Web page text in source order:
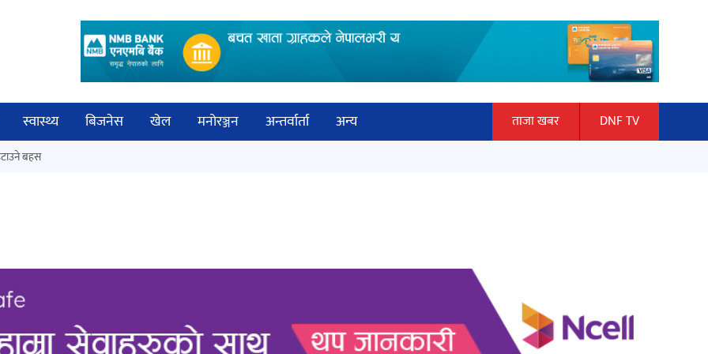
स्वास्थ्य बिजनेस खेल मनोरञ्जन अन्तर्वार्ता
अन्य
ताजा खबर DNF TV
औपचारिक सेवा सञ्चालनमा
हलमा छैन ‘गौँथली’को टिकट
बहस